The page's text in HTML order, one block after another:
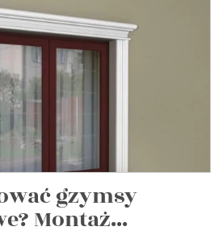
gzymsy
Montaż...